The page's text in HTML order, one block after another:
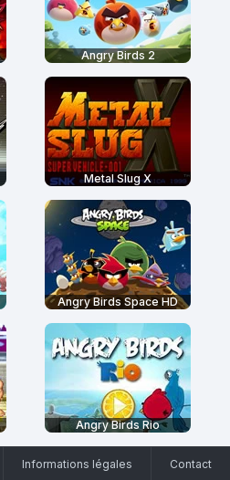
Angry Birds 2
Metal Slug X
Angry Birds Space HD
Angry Birds Rio
Informations légales Contact